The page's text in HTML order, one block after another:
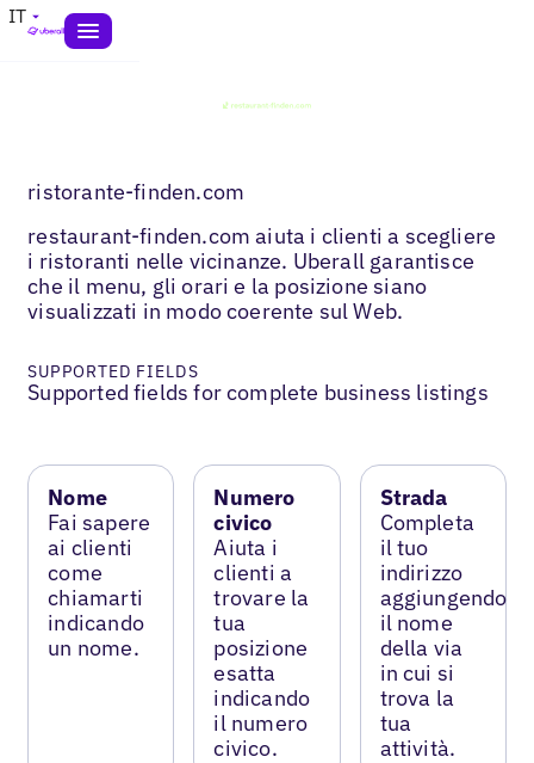
IT
ristorante-finden.com
restaurant-finden.com aiuta i clienti a scegliere
i ristoranti nelle vicinanze. Uberall garantisce
che il menu, gli orari e la posizione siano
visualizzati in modo coerente sul Web.
SUPPORTED FIELDS
Supported fields for complete business listings
Nome
Fai sapere
ai clienti
come
chiamarti
indicando
un nome.
Numero
civico
Aiuta i
clienti a
trovare la
tua
posizione
esatta
indicando
il numero
civico.
Strada
Completa
il tuo
indirizzo
aggiungendo
il nome
della via
in cui si
trova la
tua
attività.